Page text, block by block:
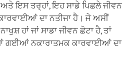
ਇਸ ਤਰ੍ਹਾਂ, ਇਹ ਸਾਡੇ ਪਿਛਲੇ ਜੀਵਨ
ਦਾ ਨਤੀਜਾ ਹੈ। ਜੇ ਅਸੀਂ
ਹਾਂ ਜਾਂ ਸਾਡਾ ਜੀਵਨ ਛੋਟਾ ਹੈ, ਤਾਂ
ਗਈਆਂ ਨਕਾਰਾਤਮਕ ਕਾਰਵਾਈਆਂ ਦਾ